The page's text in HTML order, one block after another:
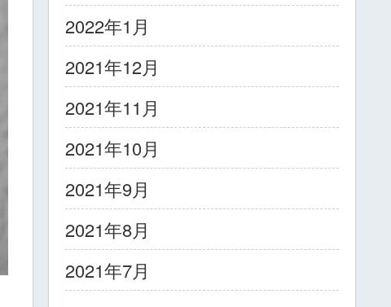
2022年1月
2021年12月
2021年11月
2021年10月
2021年9月
2021年8月
2021年7月